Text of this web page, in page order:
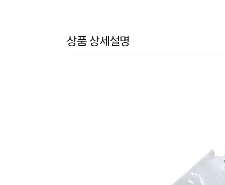
상품 상세설명